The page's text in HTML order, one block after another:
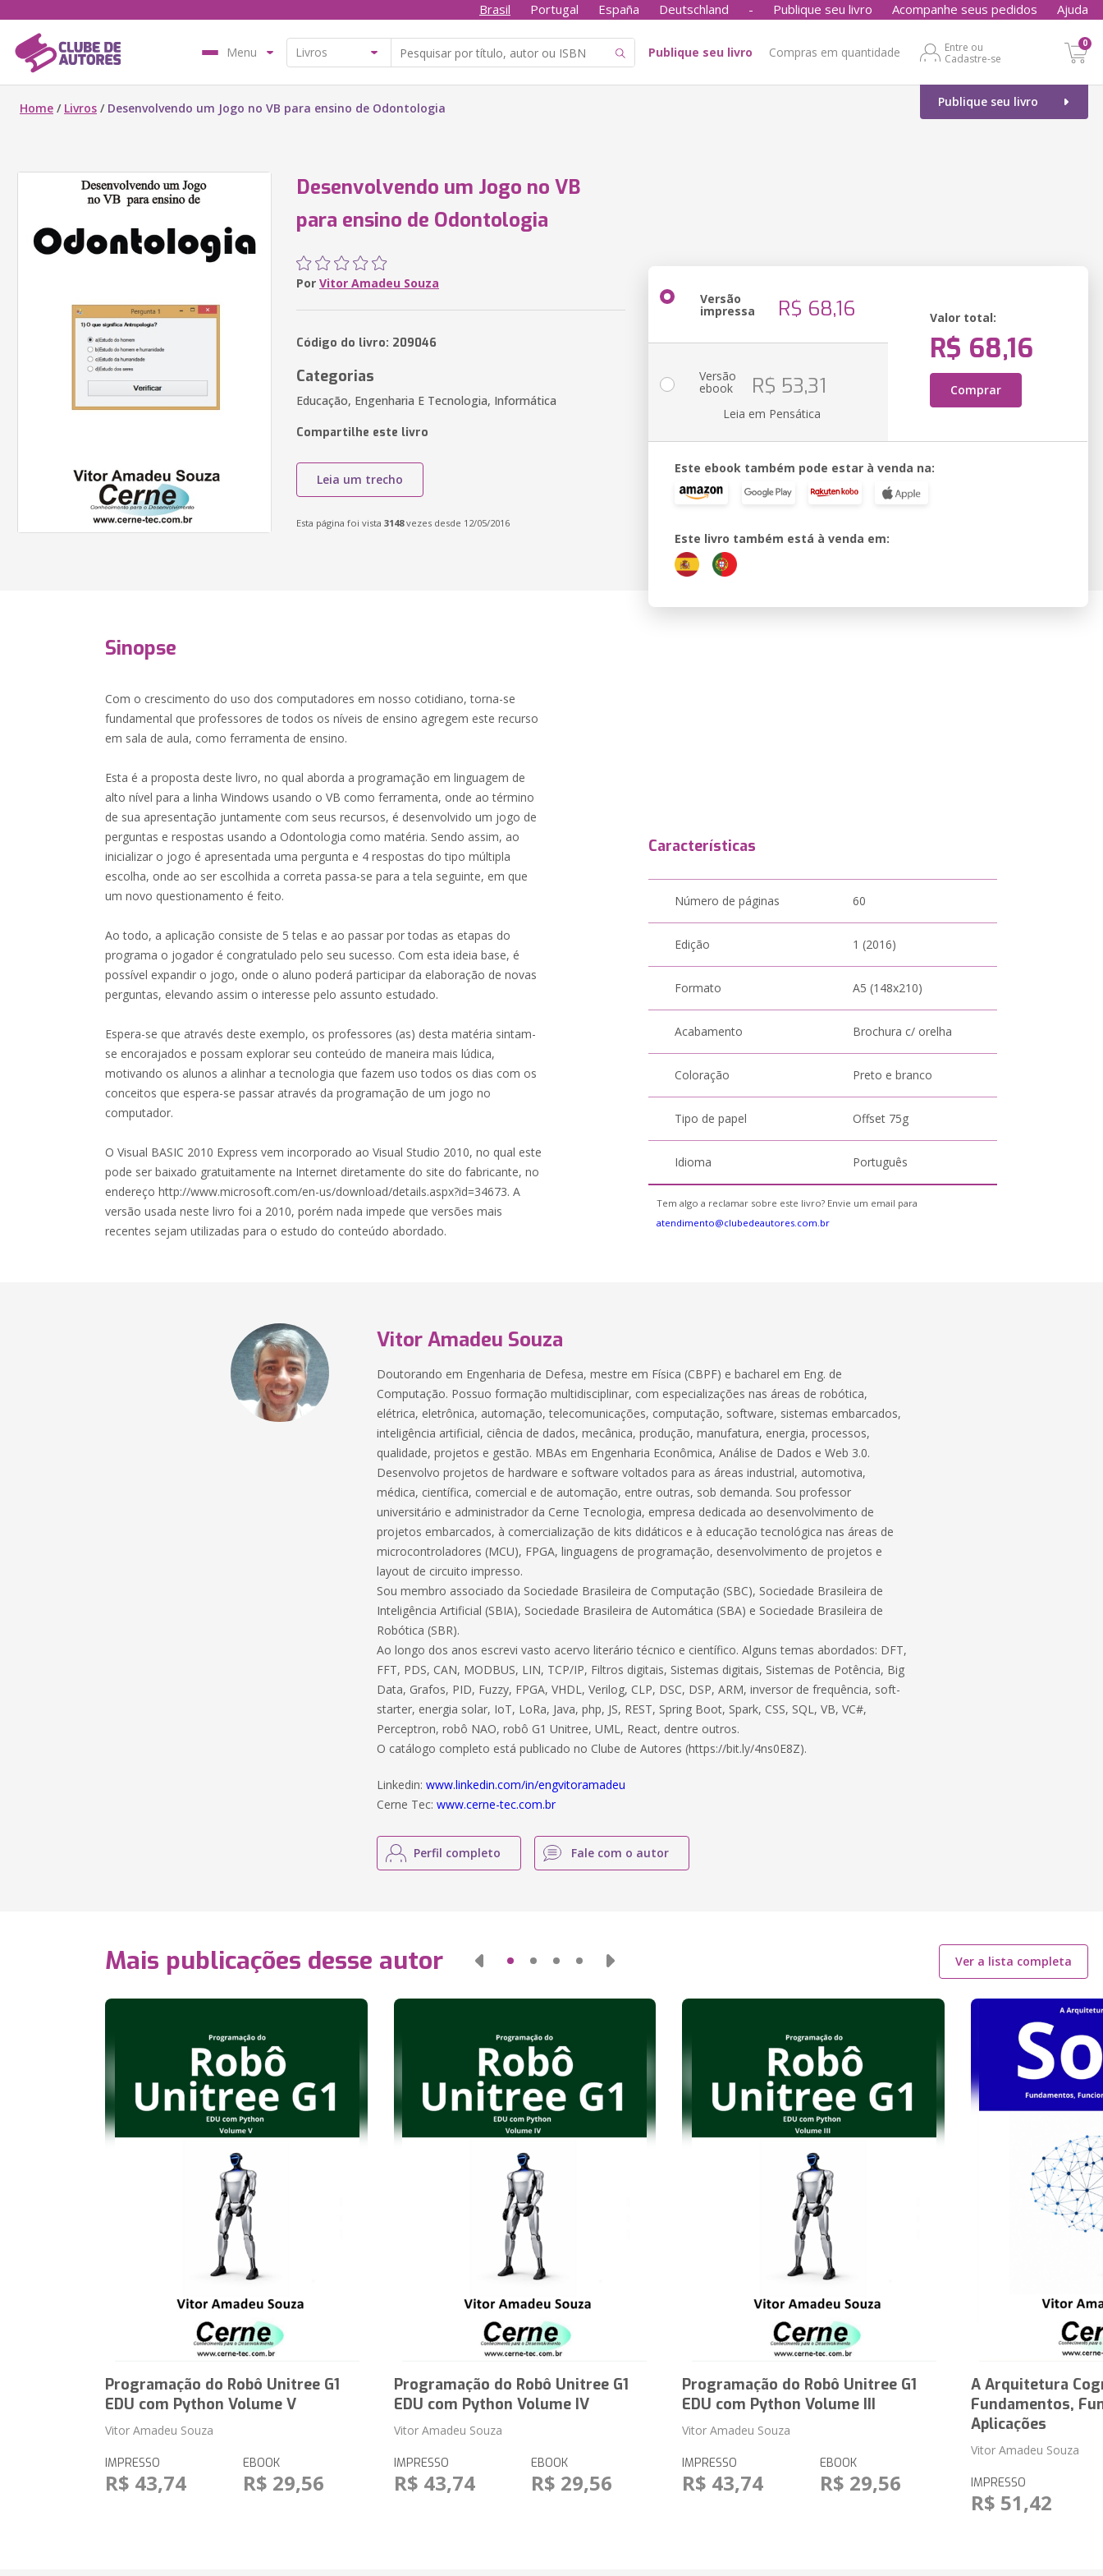
Brasil Portugal España Deutschland - Publique seu livro Acompanhe seus pedidos Ajuda
Menu Publique seu livro Compras em quantidade
Entre ou
Cadastre-se
0
Publique seu livro
Home / Livros / Desenvolvendo um Jogo no VB para ensino de Odontologia
Desenvolvendo um Jogo no VB
para ensino de Odontologia
Por Vitor Amadeu Souza
Código do livro: 209046
Categorias
Educação, Engenharia E Tecnologia, Informática
Compartilhe este livro
Leia um trecho
Esta página foi vista 3148vezes desde 12/05/2016
Versão
impressa R$ 68,16 Valor total:
R$ 68,16
Comprar
Versão
ebook R$ 53,31
Leia em Pensática
Este ebook também pode estar à venda na:
Este livro também está à venda em:
Sinopse
Com o crescimento do uso dos computadores em nosso cotidiano, torna-se
fundamental que professores de todos os níveis de ensino agregem este recurso
em sala de aula, como ferramenta de ensino.
Esta é a proposta deste livro, no qual aborda a programação em linguagem de
alto nível para a linha Windows usando o VB como ferramenta, onde ao término
de sua apresentação juntamente com seus recursos, é desenvolvido um jogo de
perguntas e respostas usando a Odontologia como matéria. Sendo assim, ao
inicializar o jogo é apresentada uma pergunta e 4 respostas do tipo múltipla
escolha, onde ao ser escolhida a correta passa-se para a tela seguinte, em que
um novo questionamento é feito.
Ao todo, a aplicação consiste de 5 telas e ao passar por todas as etapas do
programa o jogador é congratulado pelo seu sucesso. Com esta ideia base, é
possível expandir o jogo, onde o aluno poderá participar da elaboração de novas
perguntas, elevando assim o interesse pelo assunto estudado.
Espera-se que através deste exemplo, os professores (as) desta matéria sintam-
se encorajados e possam explorar seu conteúdo de maneira mais lúdica,
motivando os alunos a alinhar a tecnologia que fazem uso todos os dias com os
conceitos que espera-se passar através da programação de um jogo no
computador.
O Visual BASIC 2010 Express vem incorporado ao Visual Studio 2010, no qual este
pode ser baixado gratuitamente na Internet diretamente do site do fabricante, no
endereço http://www.microsoft.com/en-us/download/details.aspx?id=34673. A
versão usada neste livro foi a 2010, porém nada impede que versões mais
recentes sejam utilizadas para o estudo do conteúdo abordado.
Características
Número de páginas 60
Edição 1 (2016)
Formato A5 (148x210)
Acabamento Brochura c/ orelha
Coloração Preto e branco
Tipo de papel Offset 75g
Idioma Português
Tem algo a reclamar sobre este livro? Envie um email para
atendimento@clubedeautores.com.br
Vitor Amadeu Souza
Doutorando em Engenharia de Defesa, mestre em Física (CBPF) e bacharel em Eng. de
Computação. Possuo formação multidisciplinar, com especializações nas áreas de robótica,
elétrica, eletrônica, automação, telecomunicações, computação, software, sistemas embarcados,
inteligência artificial, ciência de dados, mecânica, produção, manufatura, energia, processos,
qualidade, projetos e gestão. MBAs em Engenharia Econômica, Análise de Dados e Web 3.0.
Desenvolvo projetos de hardware e software voltados para as áreas industrial, automotiva,
médica, científica, comercial e de automação, entre outras, sob demanda. Sou professor
universitário e administrador da Cerne Tecnologia, empresa dedicada ao desenvolvimento de
projetos embarcados, à comercialização de kits didáticos e à educação tecnológica nas áreas de
microcontroladores (MCU), FPGA, linguagens de programação, desenvolvimento de projetos e
layout de circuito impresso.
Sou membro associado da Sociedade Brasileira de Computação (SBC), Sociedade Brasileira de
Inteligência Artificial (SBIA), Sociedade Brasileira de Automática (SBA) e Sociedade Brasileira de
Robótica (SBR).
Ao longo dos anos escrevi vasto acervo literário técnico e científico. Alguns temas abordados: DFT,
FFT, PDS, CAN, MODBUS, LIN, TCP/IP, Filtros digitais, Sistemas digitais, Sistemas de Potência, Big
Data, Grafos, PID, Fuzzy, FPGA, VHDL, Verilog, CLP, DSC, DSP, ARM, inversor de frequência, soft-
starter, energia solar, IoT, LoRa, Java, php, JS, REST, Spring Boot, Spark, CSS, SQL, VB, VC#,
Perceptron, robô NAO, robô G1 Unitree, UML, React, dentre outros.
O catálogo completo está publicado no Clube de Autores (https://bit.ly/4ns0E8Z).
Linkedin:www.linkedin.com/in/engvitoramadeu
Cerne Tec:www.cerne-tec.com.br
Perfil completo Fale com o autor
Mais publicações desse autor Ver a lista completa
Programação do Robô Unitree G1
EDU com Python Volume V
Vitor Amadeu Souza
IMPRESSO
R$ 43,74
EBOOK
R$ 29,56
Programação do Robô Unitree G1
EDU com Python Volume IV
Vitor Amadeu Souza
IMPRESSO
R$ 43,74
EBOOK
R$ 29,56
Programação do Robô Unitree G1
EDU com Python Volume III
Vitor Amadeu Souza
IMPRESSO
R$ 43,74
EBOOK
R$ 29,56
A Arquitetura
Fundamentos,
Aplicações
Vitor Amadeu Souza
IMPRESSO
R$ 51,42